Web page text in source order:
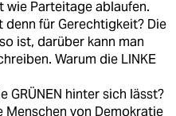
wie Parteitage ablaufen.
denn für Gerechtigkeit? Die
ist, darüber kann man
Warum die LINKE
GRÜNEN hinter sich lässt?
Menschen von Demokratie